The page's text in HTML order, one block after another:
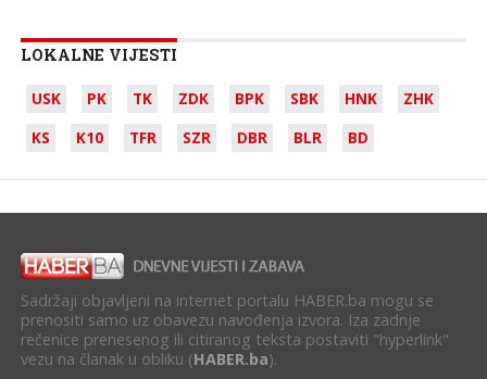
LOKALNE VIJESTI
USK PK TK ZDK BPK SBK HNK
ZHK
KS
K10 TFR SZR DBR BLR BD
Sadržaji objavljeni na internet portalu HABER.ba mogu se
prenositi samo uz obavezu navođenja izvora. Iza zadnje
rečenice prenesenog ili citiranog teksta postaviti "hyperlink"
vezu na članak u obliku (HABER.ba).